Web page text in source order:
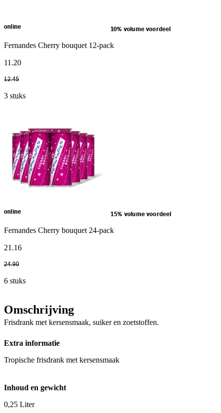
online 10% volume voordeel
Fernandes Cherry bouquet 12-pack
11 .20
12.45
3 stuks
online 15% volume voordeel
Fernandes Cherry bouquet 24-pack
21 .16
24.90
6 stuks
Omschrijving
Frisdrank met kersensmaak, suiker en zoetstoffen.
Extra informatie
Tropische frisdrank met kersensmaak
Inhoud en gewicht
0,25 Liter